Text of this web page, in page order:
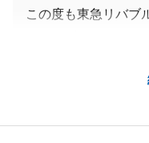
この度も東急リバブ
思い返してみると短
が、S様の大きなラ